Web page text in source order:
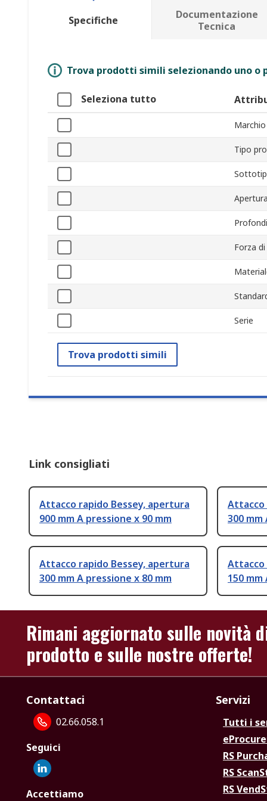
Specifiche
Documentazione
Tecnica
Trova prodotti simili selezionando uno
Seleziona tutto
Marchio
Tipo
Forza
Serie
Trova prodotti simili
Link consigliati
Attacco rapido Bessey, apertura
900 mm A pressione x 90 mm
Attacco
300 mm
Attacco rapido Bessey, apertura
300 mm A pressione x 80 mm
Attacco
150 mm
Rimani aggiornato sulle novità
prodotto e sulle nostre offerte!
Contattaci
02.66.058.1
Seguici
Accettiamo
Servizi
Tutti i
RS
RS
RS